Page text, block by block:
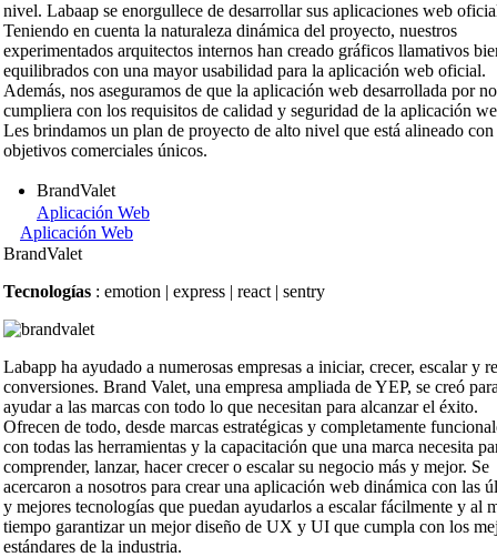
nivel. Labaap se enorgullece de desarrollar sus aplicaciones web
Teniendo en cuenta la naturaleza dinámica del proyecto, nuestros
experimentados arquitectos internos han creado gráficos llamativos
equilibrados con una mayor usabilidad para la aplicación web oficial.
Además, nos aseguramos de que la aplicación web desarrollada por
cumpliera con los requisitos de calidad y seguridad de la aplicación
Les brindamos un plan de proyecto de alto nivel que está alineado con
objetivos comerciales únicos.
BrandValet
Aplicación Web
Aplicación Web
BrandValet
Tecnologías : emotion | express | react | sentry
Labapp ha ayudado a numerosas empresas a iniciar, crecer, escalar y
conversiones. Brand Valet, una empresa ampliada de YEP, se creó
ayudar a las marcas con todo lo que necesitan para alcanzar el éxito.
Ofrecen de todo, desde marcas estratégicas y completamente
con todas las herramientas y la capacitación que una marca necesita
comprender, lanzar, hacer crecer o escalar su negocio más y mejor. Se
acercaron a nosotros para crear una aplicación web dinámica con las
y mejores tecnologías que puedan ayudarlos a escalar fácilmente y al
tiempo garantizar un mejor diseño de UX y UI que cumpla con los
estándares de la industria.